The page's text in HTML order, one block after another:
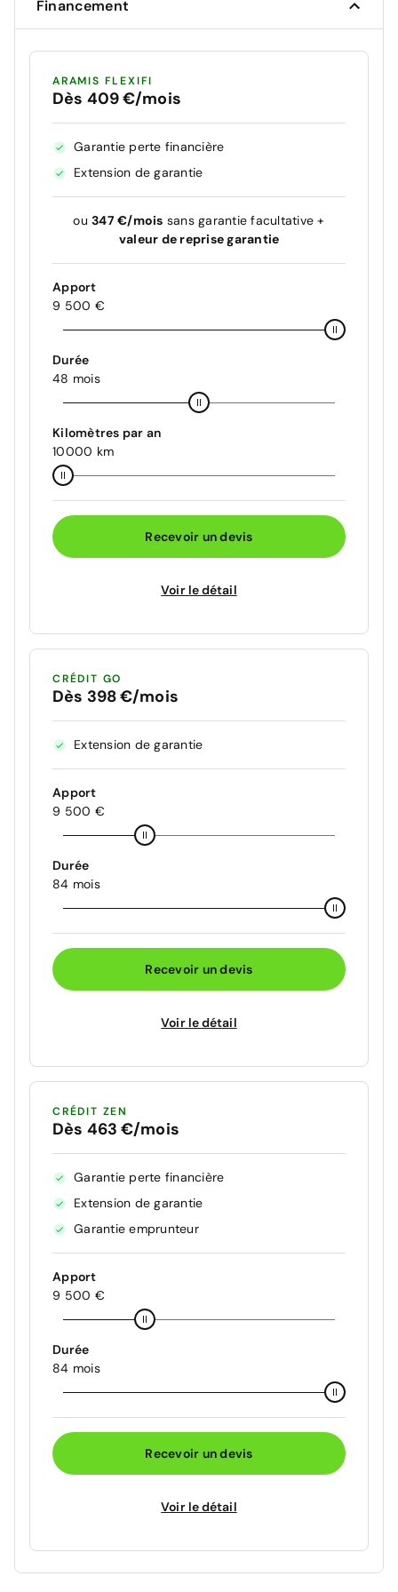
Financement
ARAMIS FLEXIFI
Dès 409 €/mois
Garantie perte financière
Extension de garantie
ou347 €/mois sans garantie facultative +
valeur de reprise garantie
Apport
9 500 €
Durée
48 mois
Kilomètres par an
10000 km
Recevoir un devis
Voir le détail
CRÉDIT GO
Dès 398 €/mois
Extension de garantie
Apport
9 500 €
Durée
84 mois
Recevoir un devis
Voir le détail
CRÉDIT ZEN
Dès 463 €/mois
Garantie perte financière
Extension de garantie
Garantie emprunteur
Apport
9 500 €
Durée
84 mois
Recevoir un devis
Voir le détail